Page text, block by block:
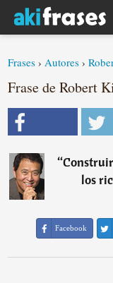
Frases ›Autores ›
Frase de Robert
“
los
Facebook